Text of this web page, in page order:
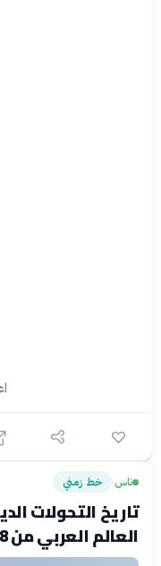
ناس› خط زمني
تاريخ التحولات
العالم العربي من 1948 إلى 2026